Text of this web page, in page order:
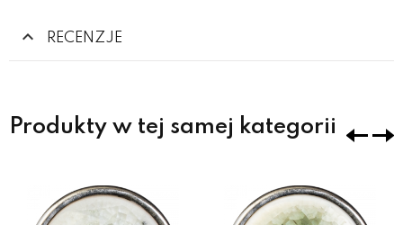
RECENZJE
Produkty w tej samej kategorii